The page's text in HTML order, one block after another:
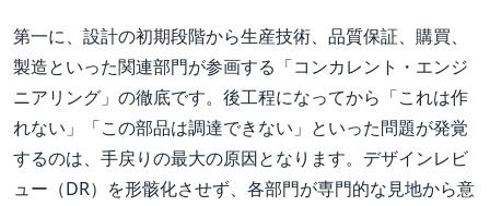
第一に、設計の初期段階から生産技術、品質保証、購買、
製造といった関連部門が参画する「コンカレント・エンジ
ニアリング」の徹底です。後工程になってから「これは作
れない」「この部品は調達できない」といった問題が発覚
するのは、手戻りの最大の原因となります。デザインレビ
ュー（DR）を形骸化させず、各部門が専門的な見地から意